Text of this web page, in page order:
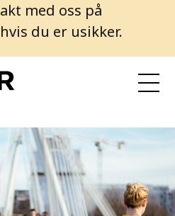
med oss på
hvis du er usikker.
krav?Klikk her for